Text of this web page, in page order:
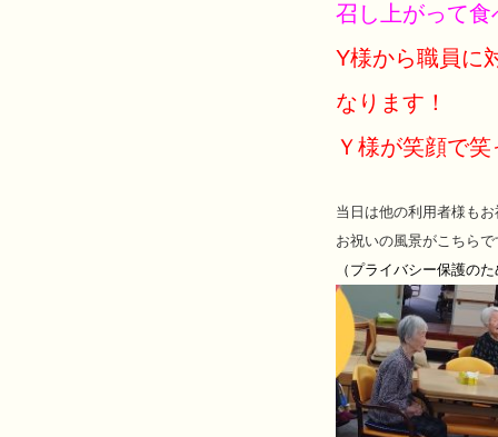
召し上がって
Y様から職員に
なります！
Ｙ様が笑顔で
当日は他の利用者様も
お祝いの風景がこちらで
（プライバシー保護の